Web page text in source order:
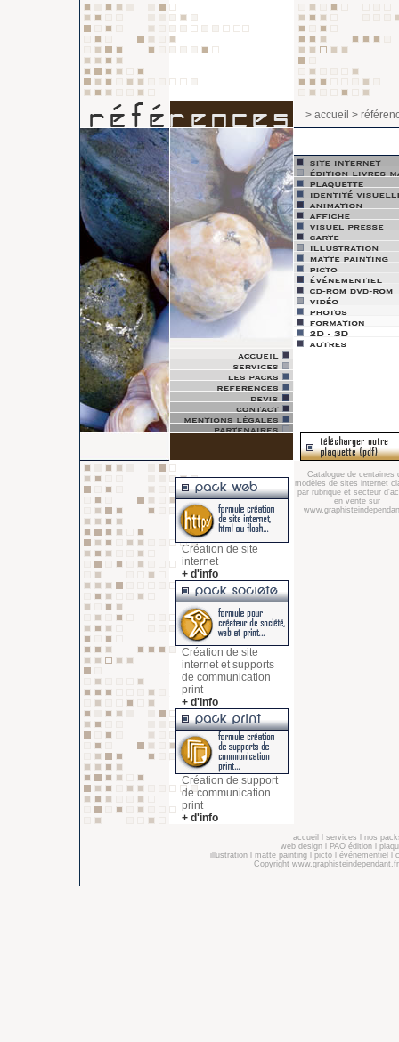
> accueil >
Création de site
internet
+ d'info
Création de site
internet et supports
de communication
print
+ d'info
Création de support
de communication
print
+ d'info
Catalogue de centaines
modèles de sites internet
par rubrique et secteur
en vente sur
accueil services
nos
web design
PAO édition
illustrationl matte paintingl pictol événementiel
Copyright www.graphisteindependant.fr